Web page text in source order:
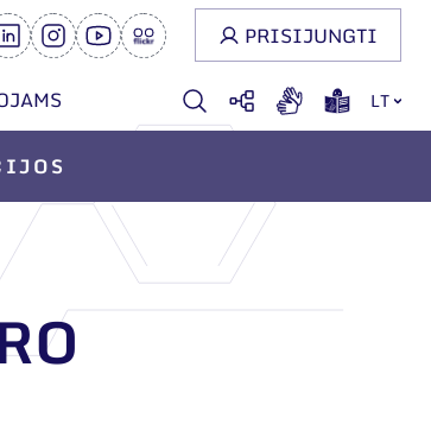
LT
PRISIJUNGTI